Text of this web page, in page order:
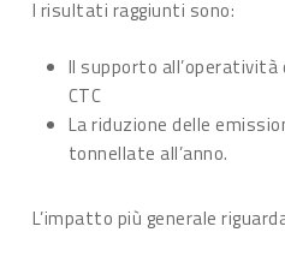
I risultati raggiunti sono:
Il supporto
CTC
La riduzione delle
tonnellate all’anno.
L’impatto più generale